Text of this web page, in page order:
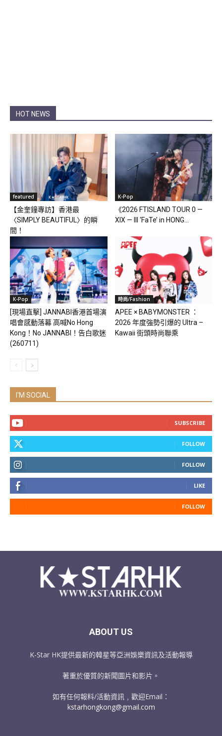
HOT NEWS
featured
【金奎鐘專訪】香港最
〈SIMPLY BEAUTIFUL〉的瞬
間！
K-Pop
《2026 FTISLAND TOUR 0 —
XIX — III ‘FaTe’ in HONG...
K-Pop
[現場直擊] JANNABI香港首場演
唱會感動落幕 高喊No Hong
Kong！No JANNABI！告白歌迷
(260711)
時尚/Fashion
APEE × BABYMONSTER ：
2026 年度強勢引爆的 Ultra –
Kawaii 街頭時尚聯乘
I'M SOCIAL
SUBSCRIBE
FOLLOW
FOLLOW
LIKE
FOLLOW
ABOUT US
K-Star HK提供最新的韓星等亞洲娛樂資訊及活動報導
著重於優質的新聞圖片和影片。
如有任何報料/活動資訊﹐歡迎Email：
kstarhongkong@gmail.com